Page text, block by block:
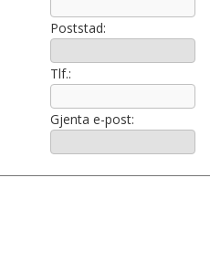
Poststad:
Tlf.:
Gjenta e-post: